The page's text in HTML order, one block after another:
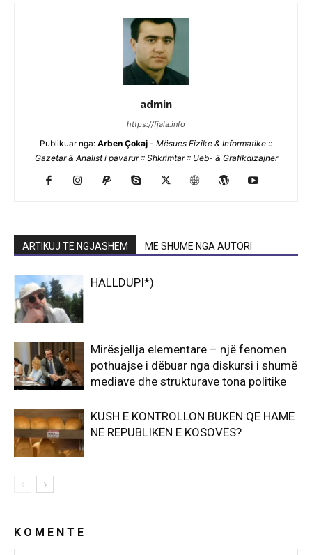
admin
https://fjala.info
Publikuar nga: Arben Çokaj - Mësues Fizike & Informatike ::
Gazetar & Analist i pavarur :: Shkrimtar :: Ueb- & Grafikdizajner
ARTIKUJ TË NGJASHËM MË SHUMË NGA AUTORI
HALLDUPI*)
Mirësjellja elementare – një fenomen
pothuajse i dëbuar nga diskursi i shumë
mediave dhe strukturave tona politike
KUSH E KONTROLLON BUKËN QË HAMË
NË REPUBLIKËN E KOSOVËS?
K O M E N T E